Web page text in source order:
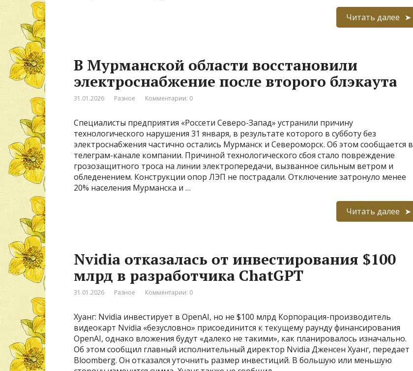
Читать далее
В Мурманской области восстановили
электроснабжение после второго блэкаута
31.01.2026 Разное Комментарии: 0
Специалисты предприятия «Россети Северо-Запад» устранили причину
технологического нарушения 31 января, в результате которого в субботу без
электроснабжения частично остались Мурманск и Североморск. Об этом сообщается в
телеграм-канале компании. Причиной технологического сбоя стало повреждение
грозозащитного троса на линии электропередачи, вызванное сильным ветром и
обледенением. Конструкции опор ЛЭП не пострадали. Отключение затронуло менее
20% населения Мурманска и …
Читать далее
Nvidia отказалась от инвестирования $100
млрд в разработчика ChatGPT
31.01.2026 Разное Комментарии: 0
Хуанг: Nvidia инвестирует в OpenAI, но не $100 млрд Корпорация-производитель
видеокарт Nvidia «безусловно» присоединится к текущему раунду финансирования
OpenAI, однако вложения будут «далеко не такими», как планировалось изначально.
Об этом сообщил главный исполнительный директор Nvidia Дженсен Хуанг, передает
Bloomberg. Он отказался уточнить размер инвестиций. В большую или меньшую